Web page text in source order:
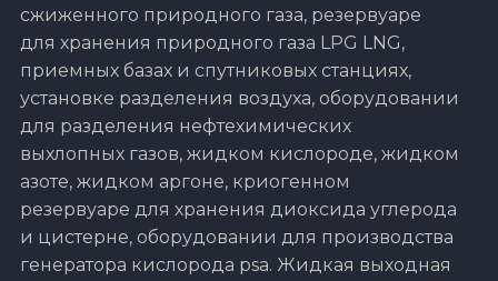
сжиженного природного газа, резервуаре
для хранения природного газа LPG LNG,
приемных базах и спутниковых станциях,
установке разделения воздуха, оборудовании
для разделения нефтехимических
выхлопных газов, жидком кислороде, жидком
азоте, жидком аргоне, криогенном
резервуаре для хранения диоксида углерода
и цистерне, оборудовании для производства
генератора кислорода psa. Жидкая выходная